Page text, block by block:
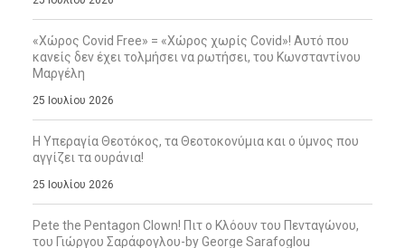
«Χώρος Covid Free» = «Χώρος χωρίς Covid»! Αυτό που
κανείς δεν έχει τολμήσει να ρωτήσει, του Κωνσταντίνου
Μαργέλη
25 Ιουλίου 2026
Η Υπεραγία Θεοτόκος, τα Θεοτοκονύμια και ο ύμνος που
αγγίζει τα ουράνια!
25 Ιουλίου 2026
Pete the Pentagon Clown! Πιτ ο Κλόουν του Πενταγώνου,
του Γιώργου Σαράφογλου-by George Sarafoglou